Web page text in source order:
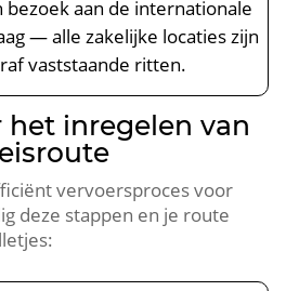
aan de internationale
— alle zakelijke locaties zijn
vaststaande ritten.
het inregelen van
vervoersproces voor
deze stappen en je route